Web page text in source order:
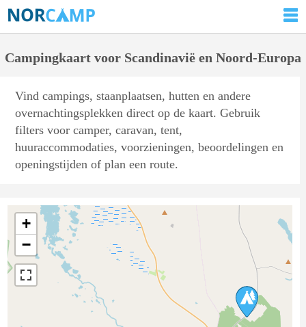
Campingkaart voor Scandinavië en Noord-Europa
Vind campings, staanplaatsen, hutten en andere
overnachtingsplekken direct op de kaart. Gebruik
filters voor camper, caravan, tent,
huuraccommodaties, voorzieningen, beoordelingen en
openingstijden of plan een route.
+
−